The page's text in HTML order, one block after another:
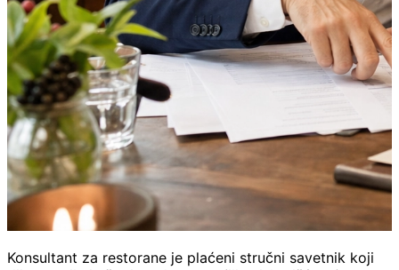
Konsultant za restorane je plaćeni stručni savetnik koji